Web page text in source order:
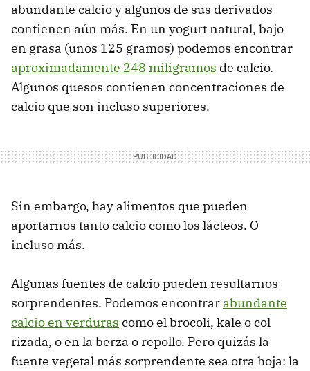
abundante calcio y algunos de sus derivados
contienen aún más. En un yogurt natural, bajo
en grasa (unos 125 gramos) podemos encontrar
aproximadamente 248 miligramos de calcio.
Algunos quesos contienen concentraciones de
calcio que son incluso superiores.
Sin embargo, hay alimentos que pueden
aportarnos tanto calcio como los lácteos. O
incluso más.
Algunas fuentes de calcio pueden resultarnos
sorprendentes. Podemos encontrar abundante
calcio en verduras como el brocoli, kale o col
rizada, o en la berza o repollo. Pero quizás la
fuente vegetal más sorprendente sea otra hoja: la